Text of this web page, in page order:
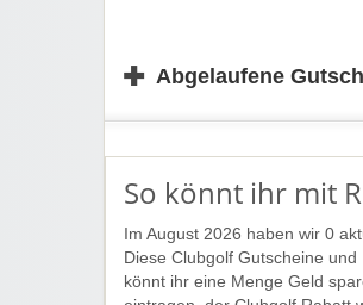
✚ Abgelaufene
So könnt ihr mit
Im August 2026 haben wir 0
Diese Clubgolf Gutscheine
könnt ihr eine Menge Geld